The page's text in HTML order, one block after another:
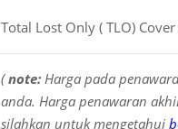
Total Lost Only ( TLO) Cover
(note: Harga pada
anda. Harga penawaran
silahkan untuk mengetahui